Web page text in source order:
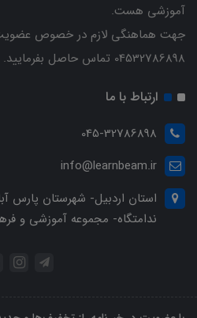
آموزشی هست.
جهت هماهنگی لازم در خصوص عضویت
04532786898 تماس حاصل بفرمایید.
ارتباط با ما
045-32786898
info@learnbeam.ir
استان اردبیل- شهرستان پارس
ندامتگاه- مجموعه آموزشی و